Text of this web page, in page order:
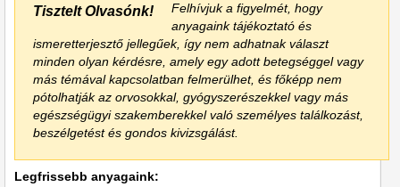
Tisztelt Olvasónk!
Felhívjuk a figyelmét, hogy
anyagaink tájékoztató és
ismeretterjesztő jellegűek, így nem adhatnak választ
minden olyan kérdésre, amely egy adott betegséggel vagy
más témával kapcsolatban felmerülhet, és főképp nem
pótolhatják az orvosokkal, gyógyszerészekkel vagy más
egészségügyi szakemberekkel való személyes találkozást,
beszélgetést és gondos kivizsgálást.
Legfrissebb anyagaink: